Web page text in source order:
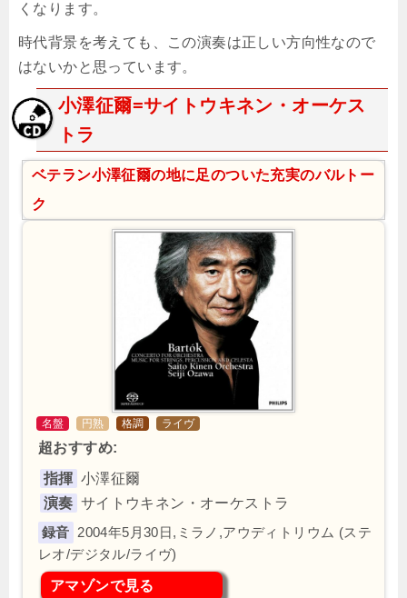
くなります。
時代背景を考えても、この演奏は正しい方向性なので
はないかと思っています。
小澤征爾=サイトウキネン・オーケス
トラ
ベテラン小澤征爾の地に足のついた充実のバルトー
ク
名盤 円熟 格調 ライヴ
超おすすめ:
指揮 小澤征爾
演奏 サイトウキネン・オーケストラ
2004年5月30日,ミラノ,アウディトリウム (ステ
レオ/デジタル/ライヴ)
アマゾンで見る